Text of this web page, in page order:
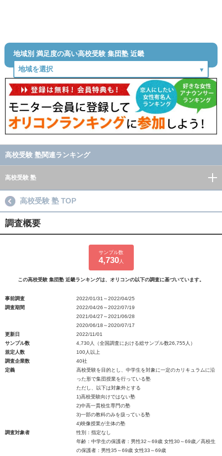
地域別 満足度の高い高校受験 集団塾 近畿
高校受験 塾関連ランキング
高校受験 塾
高校受験 塾 TOP
調査概要
サンプル数
4,730人
この高校受験 集団塾 近畿ランキングは、オリコンの以下の調査に基づいています。
事前調査
2022/01/31～2022/04/25
調査期間
2022/04/26～2022/07/19
2021/04/27～2021/06/28
2020/06/18～2020/07/17
更新日
2022/11/01
サンプル数
4,730人（全国調査における総サンプル数26,755人）
規定人数
100人以上
調査企業数
40社
定義
高校受験を目的とし、中学生を対象に一定のカリキュラムに沿
った形で集団授業を行っている塾
ただし、以下は対象外とする
1)高校受験向けではない塾
2)中高一貫校生専門の塾
3)一部の教科のみを扱っている塾
4)映像授業が主体の塾
調査対象者
性別：指定なし
年齢：中学生の保護者：男性32～69歳 女性30～69歳／高校生
の保護者：男性35～69歳 女性33～69歳